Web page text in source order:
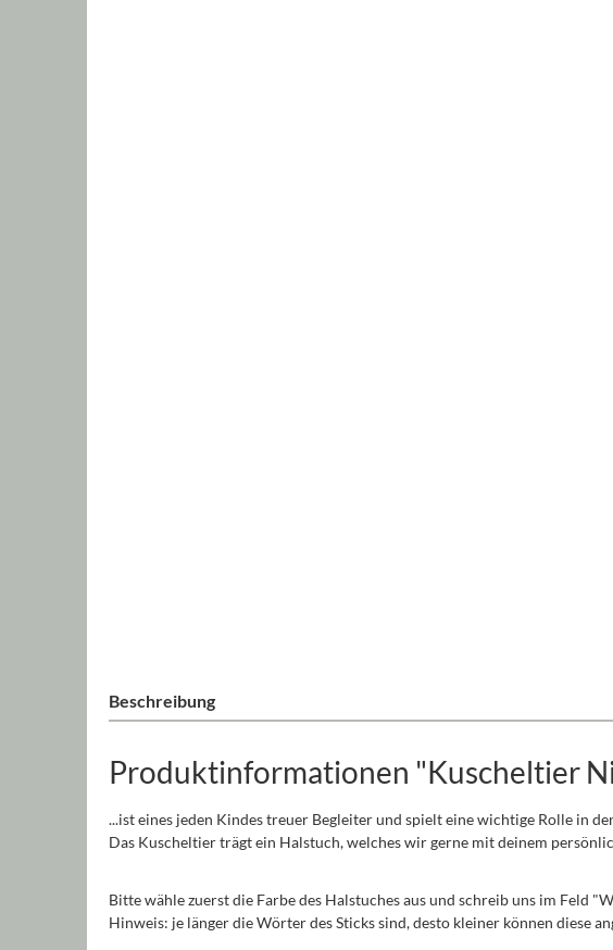
Beschreibung
Produktinformationen "Kuscheltier
...ist eines jeden Kindes treuer Begleiter und spielt eine wichtige Rolle in
Das Kuscheltier trägt ein Halstuch, welches wir gerne mit deinem
Bitte wähle zuerst die Farbe des Halstuches aus und schreib uns im Feld
Hinweis: je länger die Wörter des Sticks sind, desto kleiner können diese